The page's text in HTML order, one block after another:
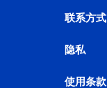
联系方式
隐私
使用条款